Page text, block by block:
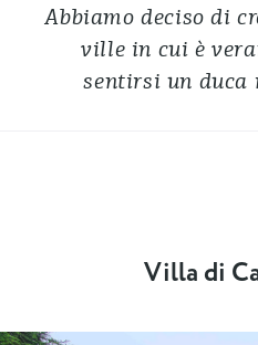
Abbiamo deciso di
ville in cui è
sentirsi un duca
Villa di